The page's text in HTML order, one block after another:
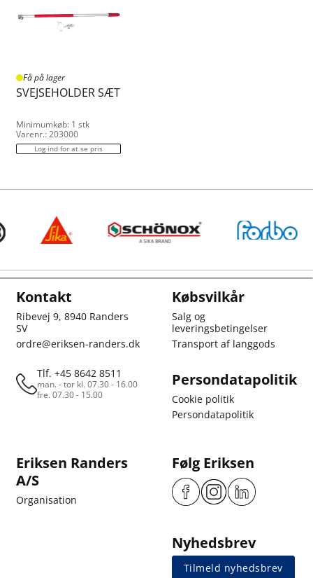
Få på lager
SVEJSEHOLDER SÆT
Minimumkøb: 1 stk
Varenr.: 203000
Log ind for at se pris
Kontakt
Ribevej 9, 8940 Randers
SV
ordre@eriksen-randers.dk
Tlf. +45 8642 8511
man. - tor kl. 07.30 - 16.00
fre. 07.30 - 15.00
Købsvilkår
Salg og
leveringsbetingelser
Transport af langgods
Persondatapolitik
Cookie politik
Persondatapolitik
Eriksen Randers
A/S
Organisation
Følg Eriksen
Nyhedsbrev
Tilmeld nyhedsbrev